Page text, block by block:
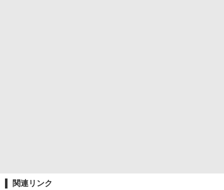
関連リンク